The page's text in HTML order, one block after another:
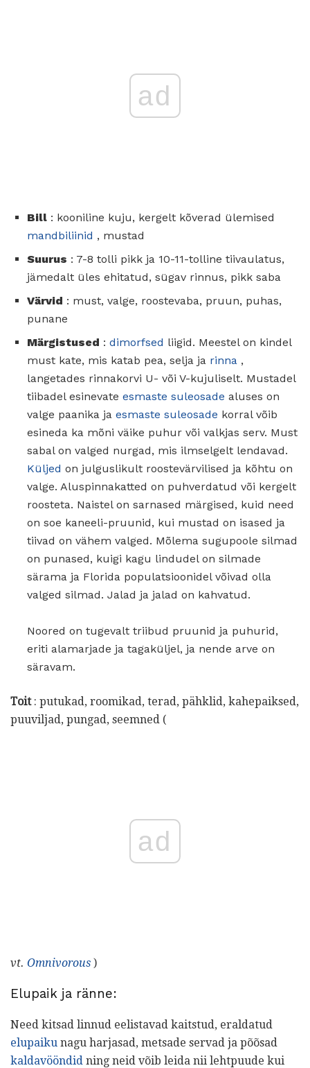
ad
Bill : kooniline kuju, kergelt kõverad ülemised
mandbiliinid , mustad
Suurus : 7-8 tolli pikk ja 10-11-tolline tiivaulatus,
jämedalt üles ehitatud, sügav rinnus, pikk saba
Värvid : must, valge, roostevaba, pruun, puhas,
punane
Märgistused : dimorfsed liigid. Meestel on kindel
must kate, mis katab pea, selja ja rinna ,
langetades rinnakorvi U- või V-kujuliselt. Mustadel
tiibadel esinevate esmaste suleosade aluses on
valge paanika ja esmaste suleosade korral võib
esineda ka mõni väike puhur või valkjas serv. Must
sabal on valged nurgad, mis ilmselgelt lendavad.
Küljed on julguslikult roostevärvilised ja kõhtu on
valge. Aluspinnakatted on puhverdatud või kergelt
roosteta. Naistel on sarnased märgised, kuid need
on soe kaneeli-pruunid, kui mustad on isased ja
tiivad on vähem valged. Mõlema sugupoole silmad
on punased, kuigi kagu lindudel on silmade
särama ja Florida populatsioonidel võivad olla
valged silmad. Jalad ja jalad on kahvatud.
Noored on tugevalt triibud pruunid ja puhurid,
eriti alamarjade ja tagaküljel, ja nende arve on
säravam.
Toit: putukad, roomikad, terad, pähklid, kahepaiksed,
puuviljad, pungad, seemned (
ad
vt. Omnivorous )
Elupaik ja ränne:
Need kitsad linnud eelistavad kaitstud, eraldatud
elupaiku nagu harjasad, metsade servad ja põõsad
kaldavööndid ning neid võib leida nii lehtpuude kui